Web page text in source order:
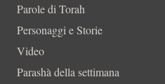
Parole di Torah
Personaggi e Storie
Video
Parashà della settimana